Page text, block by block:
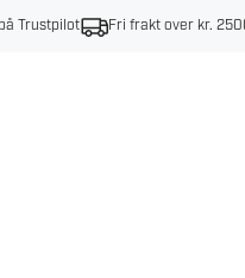
Trustpilot Fri frakt over kr.